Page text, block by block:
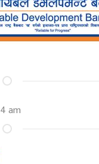
am